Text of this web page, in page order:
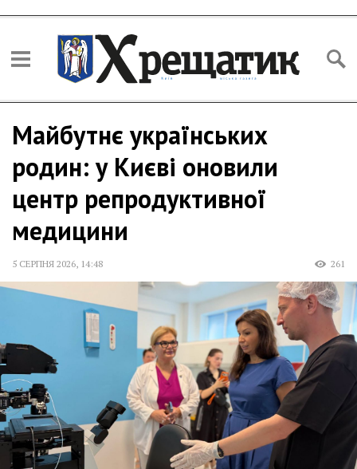
Майбутнє українських
родин: у Києві оновили
центр репродуктивної
медицини
5 СЕРПНЯ 2026, 14:48 261